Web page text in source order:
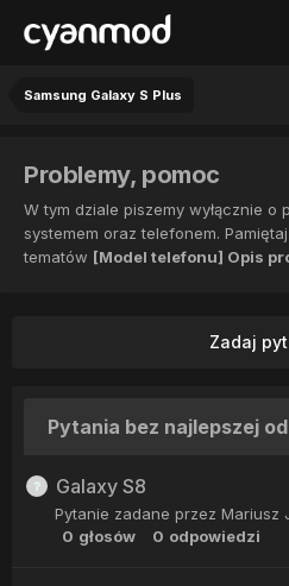
Samsung Galaxy S Plus
Problemy, pomoc
W tym dziale piszemy wyłącznie o
systemem oraz telefonem.
tematów [Model telefonu] Opis
Zadaj
Pytania bez najlepszej
Galaxy S8
Pytanie zadane przez Mariusz
0 głosów 0 odpowiedzi